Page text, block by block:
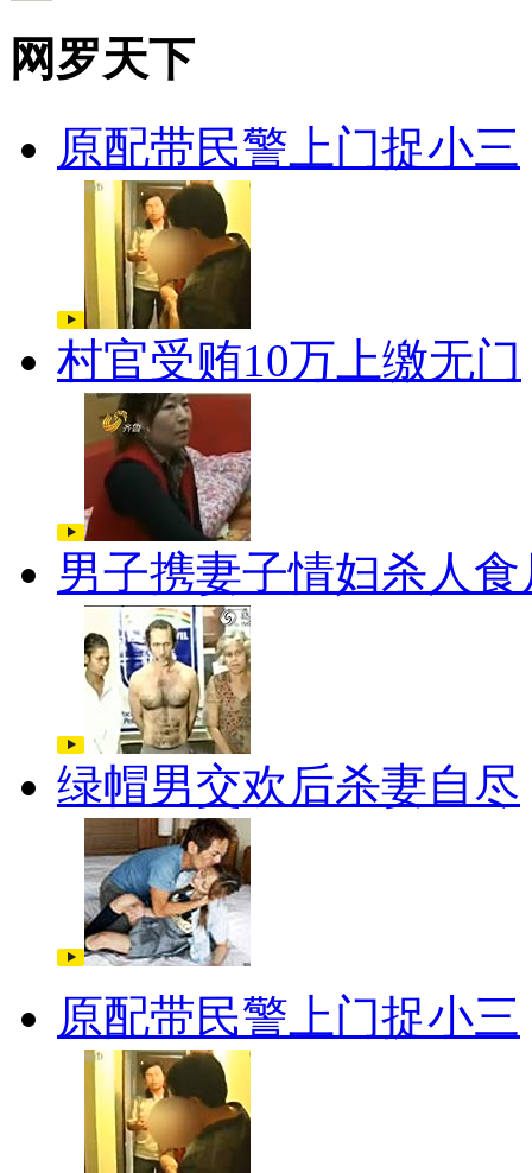
网罗天下
原配带民警上门捉小三
村官受贿10万上缴无门
男子携妻子情妇杀人食
绿帽男交欢后杀妻自尽
原配带民警上门捉小三